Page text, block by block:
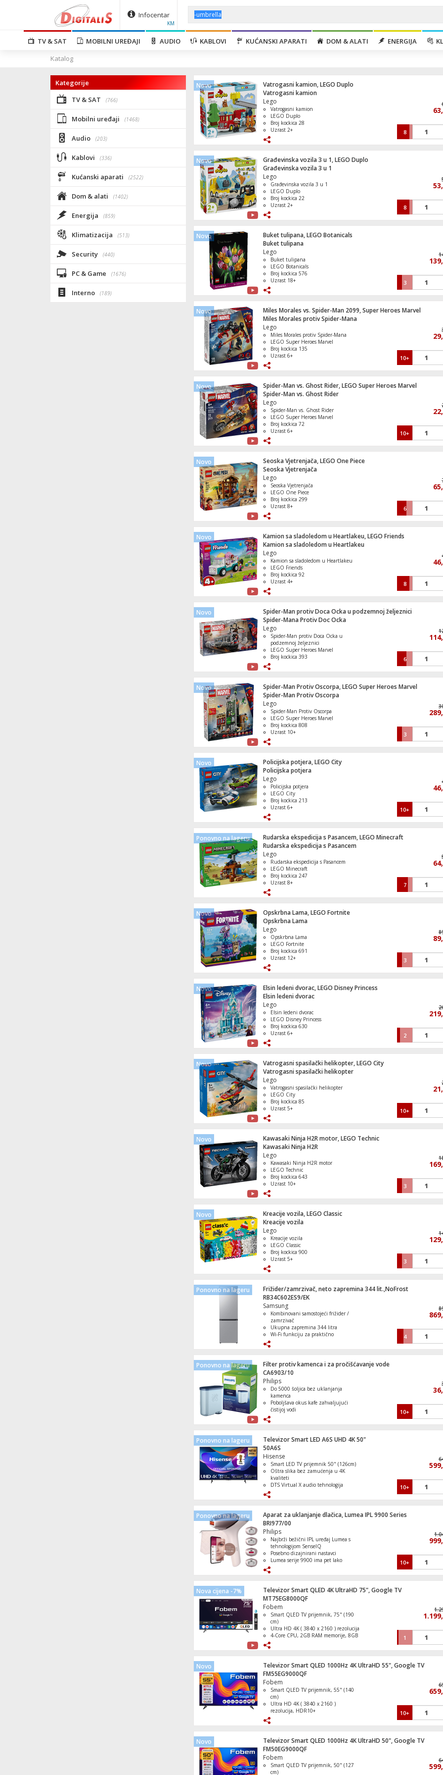
Infocentar
KM
TV & SAT MOBILNI UREĐAJI AUDIO KABLOVI KUĆANSKI APARATI DOM & ALATI ENERGIJA
Katalog
Kategorije
TV & SAT
(766)
Mobilni uređaji (1468)
Audio (203)
Kablovi (336)
Kućanski aparati (2522)
Dom & alati (1402)
Energija (859)
Klimatizacija (513)
Security (440)
PC & Game (1676)
Interno (189)
Novo
Vatrogasni kamion, LEGO Duplo
Vatrogasni kamion
Lego
Vatrogasni kamion
LEGO Duplo
Broj kockica 28
Uzrast 2+
8
Novo
Građevinska vozila 3 u 1, LEGO Duplo
Građevinska vozila 3 u 1
Lego
Građevinska vozila 3 u 1
LEGO Duplo
Broj kockica 22
Uzrast 2+
8
Novo
Buket tulipana, LEGO Botanicals
Buket tulipana
Lego
Buket tulipana
LEGO Botanicals
Broj kockica 576
Uzrast 18+
3
Novo
Miles Morales vs. Spider-Man 2099, Super Heroes Marvel
Miles Morales protiv Spider-Mana
Lego
Miles Morales protiv Spider-Mana
LEGO Super Heroes Marvel
Broj kockica 135
Uzrast 6+
10+
Novo
Spider-Man vs. Ghost Rider, LEGO Super Heroes Marvel
Spider-Man vs. Ghost Rider
Lego
Spider-Man vs. Ghost Rider
LEGO Super Heroes Marvel
Broj kockica 72
Uzrast 6+
10+
Novo
Seoska Vjetrenjača, LEGO One Piece
Seoska Vjetrenjača
Lego
Seoska Vjetrenjača
LEGO One Piece
Broj kockica 299
Uzrast 8+
6
Novo
Kamion sa sladoledom u Heartlakeu, LEGO Friends
Kamion sa sladoledom u Heartlakeu
Lego
Kamion sa sladoledom u Heartlakeu
LEGO Friends
Broj kockica 92
Uzrast 4+
8
Novo
Spider-Man protiv Doca Ocka u podzemnoj željeznici
Spider-Mana Protiv Doc Ocka
Lego
Spider-Man protiv Doca Ocka u
podzemnoj željeznici
LEGO Super Heroes Marvel
Broj kockica 393
6
Novo
Spider-Man Protiv Oscorpa, LEGO Super Heroes Marvel
Spider-Man Protiv Oscorpa
Lego
Spider-Man Protiv Oscorpa
LEGO Super Heroes Marvel
Broj kockica 808
Uzrast 10+
3
Novo
Policijska potjera, LEGO City
Policijska potjera
Lego
Policijska potjera
LEGO City
Broj kockica 213
Uzrast 6+
10+
Ponovno na lageru
Rudarska ekspedicija s Pasancem, LEGO Minecraft
Rudarska ekspedicija s Pasancem
Lego
Rudarska ekspedicija s Pasancem
LEGO Minecraft
Broj kockica 247
Uzrast 8+
7
Novo
Opskrbna Lama, LEGO Fortnite
Opskrbna Lama
Lego
Opskrbna Lama
LEGO Fortnite
Broj kockica 691
Uzrast 12+
3
Novo
Elsin ledeni dvorac, LEGO Disney Princess
Elsin ledeni dvorac
Lego
Elsin ledeni dvorac
LEGO Disney Princess
Broj kockica 630
Uzrast 6+
2
Novo
Vatrogasni spasilački helikopter, LEGO City
Vatrogasni spasilački helikopter
Lego
Vatrogasni spasilački helikopter
LEGO City
Broj kockica 85
Uzrast 5+
10+
Novo
Kawasaki Ninja H2R motor, LEGO Technic
Kawasaki Ninja H2R
Lego
Kawasaki Ninja H2R motor
LEGO Technic
Broj kockica 643
Uzrast 10+
3
Novo
Kreacije vozila, LEGO Classic
Kreacije vozila
Lego
Kreacije vozila
LEGO Classic
Broj kockica 900
Uzrast 5+
3
Ponovno na lageru
Frižider/zamrzivač, neto zapremina 344 lit.,NoFrost
RB34C602ES9/EK
Samsung
Kombinovani samostojeći frižider /
zamrzivač
Ukupna zapremina 344 litra
Wi-Fi funkciju za praktično
Unutrašnje LED svjetlo omogućuje
dobru vidljivost
Police su izrađene od kaljenog stakla
4
Ponovno na lageru
Filter protiv kamenca i za pročišćavanje vode
CA6903/10
Philips
Do 5000 šoljica bez uklanjanja
kamenca
Poboljšava okus kafe zahvaljujući
čistijoj vodi
kamenca
Jednostavna i brza zamjena
Produžava vijek trajanja aparata za
kafu
10+
Ponovno na lageru
Televizor Smart LED A6S UHD 4K 50"
50A6S
Hisense
Smart LED TV prijemnik 50" (126cm)
Oštra slika bez zamućenja u 4K
kvaliteti
DTS Virtual X audio tehnologija
VIDAA Smart platforma
10+
Ponovno na lageru
Aparat za uklanjanje dlačica, Lumea IPL 9900 Series
BRI977/00
Philips
Najbrži bežični IPL uređaj Lumea s
tehnologijom SenseIQ
Posebno dizajnirani nastavci
Lumea serije 9900 ima pet lako
Nježan tretman, čak i na osjetljivim
područjima
SmartSkin detektira vašu nijansu
kože
10+
Nova cijena -7%
Televizor Smart QLED 4K UltraHD 75", Google TV
MT75EG8000QF
Fobem
Smart QLED TV prijemnik, 75" (190
cm)
Ultra HD 4K ( 3840 x 2160 ) rezolucija
4-Core CPU, 2GB RAM memorije, 8GB
DVB- S2 / T2 / C tuner, H265 HEVC
Operativni sistem Google TV
1
Novo
Televizor Smart QLED 1000Hz 4K UltraHD 55", Google TV
FM55EG9000QF
Fobem
Smart QLED TV prijemnik, 55" (140
cm)
Ultra HD 4K ( 3840 x 2160 )
rezolucija, HDR10+
Refresh Rate 1000Hz
Operativni sistem Google TV
10+
Novo
Televizor Smart QLED 1000Hz 4K UltraHD 50", Google TV
FM50EG9000QF
Fobem
Smart QLED TV prijemnik, 50" (127
cm)
Cigareta elektronska,Twist,4u1,Strawberry
Watermelon,20mg
Mikrovalna pećnica, 700 W, zapremina
Frižider/Zamrzivač brutto zapremina 320
Cigareta elektronska,Twist,4u1,Blue
Usisavač sa posudom, vodena filtracija,
Spider-Man vs. Ghost Rider, LEGO Super
Heroes Marvel
Televizor Smart QLED 4K UltraHD 75",
Televizor Smart QLED 1000Hz 4K
Frižider/Zamrzivač, ukupna zapremina
Miš bežični, Bluetooth , 6 tipki, 8000 dpi